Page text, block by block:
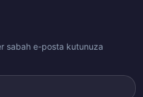
dikkat edilmesi
alırken göz önünde
önemli maddeyi
’dan Ömer Tarık Şahiner